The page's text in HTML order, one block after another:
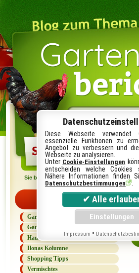
Suche
Startseite
Sie befinden sich hier: Startseite› Garten›
Kategorien
Garten
Gartenlexikon
Haus und Haushalt
Ilonas Kolumne
Shopping Tipps
Vermischtes
Diese Webseite verwendet
essenzielle Funktionen zu
Angebot zu verbessern und
Webseite zu analysieren.
Unter Cookie-Einstellungen
entscheiden welche Cookies
Nähere Informationen finden
Datenschutzbestimmungen
Impressum •